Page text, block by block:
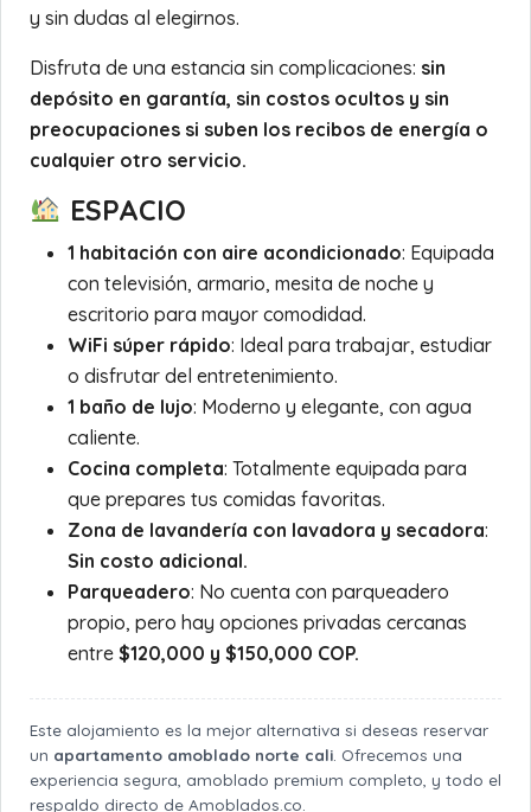
y sin dudas al elegirnos.
Disfruta de una estancia sin complicaciones: sin
depósito en garantía, sin costos ocultos y sin
preocupaciones si suben los recibos de energía o
cualquier otro servicio.
ESPACIO
1 habitación con aire acondicionado: Equipada
con televisión, armario, mesita de noche y
escritorio para mayor comodidad.
WiFi súper rápido: Ideal para trabajar, estudiar
o disfrutar del entretenimiento.
1 baño de lujo: Moderno y elegante, con agua
caliente.
Cocina completa: Totalmente equipada para
que prepares tus comidas favoritas.
Zona de lavandería con lavadora y secadora:
Sin costo adicional.
Parqueadero: No cuenta con parqueadero
propio, pero hay opciones privadas cercanas
entre $120,000 y $150,000 COP.
Este alojamiento es la mejor alternativa si deseas reservar
un apartamento amoblado norte cali . Ofrecemos una
experiencia segura, amoblado premium completo, y todo el
respaldo directo de Amoblados.co.